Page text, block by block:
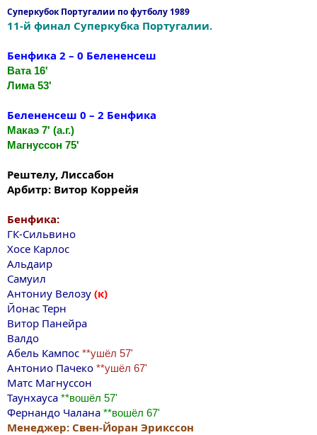
Суперкубок Португалии по футболу 1989
11-й финал Суперкубка Португалии.
Бенфика 2 – 0 Белененсеш
Вата 16'
Лима 53'
Белененсеш 0 – 2 Бенфика
Макаэ 7' (а.г.)
Магнуссон 75'
Рештелу, Лиссабон
Арбитр: Витор Коррейя
Бенфика:
ГК-Сильвино
Хосе Карлос
Aльдаир
Самуил
Антониу Велозу (к)
Йонас Терн
Витор Панейра
Валдо
Абель Кампос **ушёл 57'
Антонио Пачеко **ушёл 67'
Матс Магнуссон
Таунхауса **вошёл 57'
Фернандо Чалана **вошёл 67'
Менеджер: Свен-Йоран Эрикссон